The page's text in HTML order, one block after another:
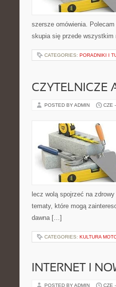
szersze omówienia.
skupia się przede
CATEGORIES: PORADNIKI I
CZYTELNICZE
POSTED BY ADMIN CZE
lecz wolą spojrzeć na
tematy, które mogą
dawna […]
CATEGORIES: KULTURA
INTERNET I
POSTED BY ADMIN CZE